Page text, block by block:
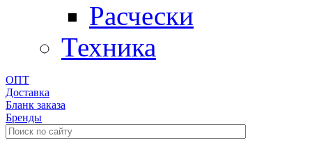
Расчески
Техника
ОПТ
Доставка
Бланк заказа
Бренды